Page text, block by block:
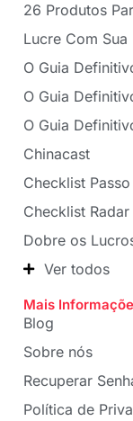
26 Produtos
Lucre Com
O Guia
O Guia
O Guia
Chinacast
Checklist
Checklist
Dobre os
Ver todos
Mais
Blog
Sobre nós
Recuperar
Política de